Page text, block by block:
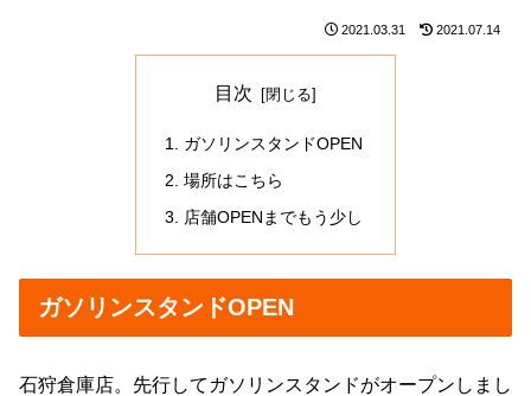
2021.03.31 2021.07.14
目次
ガソリンスタンドOPEN
場所はこちら
店舗OPENまでもう少し
ガソリンスタンドOPEN
石狩倉庫店。先行してガソリンスタンドがオープンしまし